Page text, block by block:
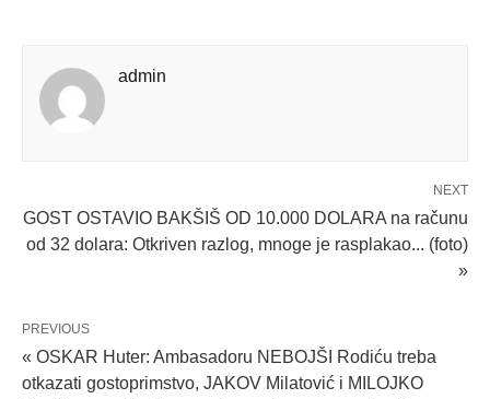
admin
NEXT
GOST OSTAVIO BAKŠIŠ OD 10.000 DOLARA na računu
od 32 dolara: Otkriven razlog, mnoge je rasplakao... (foto)
»
PREVIOUS
« OSKAR Huter: Ambasadoru NEBOJŠI Rodiću treba
otkazati gostoprimstvo, JAKOV Milatović i MILOJKO